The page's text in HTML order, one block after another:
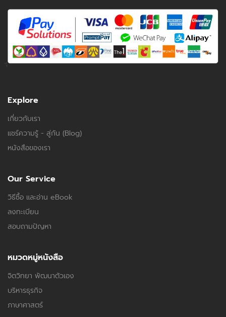
Explore
เกี่ยวกับเรา
แชร์ความรู้ - สู่กัน (Blog)
หนังสือของเรา
Our Service
วิธีซื้อ และอ่าน eBook
ลงทะเบียน
สอบถามปัญหา
หมวดหมู่หนังสือ
จิตวิทยา พัฒนาตัวเอง
บริหารธุรกิจ
ภาษาศาสตร์